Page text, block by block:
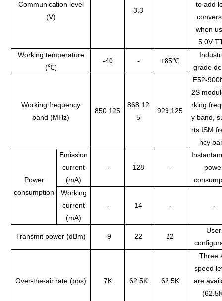
Communication level
(V)
3.3
to add
when
5.0V
Working temperature
(℃)
-40 - +85℃
grade
Working frequency
band (MHz)
850.125
868.12
5
929.125
E52-
2S
rking
y band,
rts ISM
ncy
Power
consumption
Emission
current
(mA)
- 128 -
Working
current
(mA)
- 14 - -
Transmit power (dBm) -9 22 22
User
Over-the-air rate (bps) 7K 62.5K 62.5K
Three
speed
are